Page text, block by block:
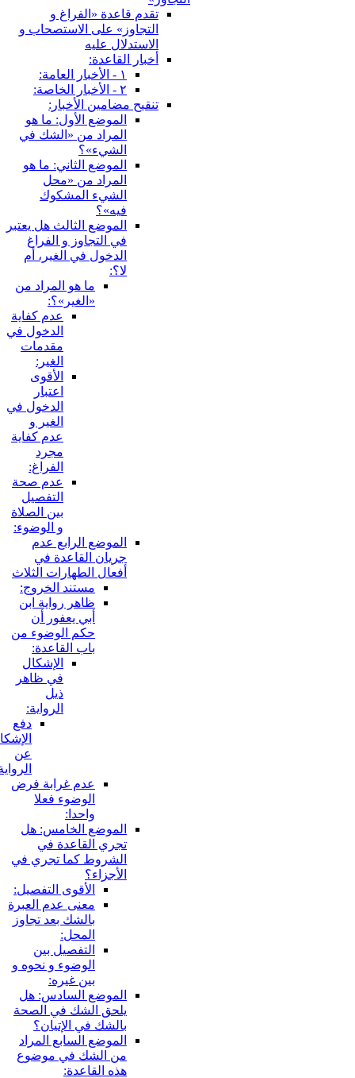
تقدم قاعدة «الفراغ و
التجاوز» على الاستصحاب و
الاستدلال عليه
أخبار القاعدة:
١ - الأخبار العامة:
٢ - الأخبار الخاصة:
تنقيح مضامين الأخبار:
الموضع الأول: ما هو
المراد من «الشك في
الشي‏ء»؟
الموضع الثاني: ما هو
المراد من «محل
الشي‏ء المشكوك
فيه»؟
الموضع الثالث هل يعتبر
في التجاوز و الفراغ
الدخول في الغير، أم
لا؟:
ما هو المراد من
«الغير»؟:
عدم كفاية
الدخول في
مقدمات
الغير:
الأقوى
اعتبار
الدخول في
الغير و
عدم كفاية
مجرد
الفراغ:
عدم صحة
التفصيل
بين الصلاة
و الوضوء:
الموضع الرابع عدم
جريان القاعدة في
أفعال الطهارات الثلاث
مستند الخروج:
ظاهر رواية ابن
أبي يعفور أن
حكم الوضوء من
باب القاعدة:
الإشكال
في ظاهر
ذيل
الرواية:
دفع
الإشكال
عن
الرواية:
عدم غرابة فرض
الوضوء فعلا
واحدا:
الموضع الخامس: هل
تجري القاعدة في
الشروط كما تجري في
الأجزاء؟
الأقوى التفصيل:
معنى عدم العبرة
بالشك بعد تجاوز
المحل:
التفصيل بين
الوضوء و نحوه و
بين غيره:
الموضع السادس: هل
يلحق الشك في الصحة
بالشك في الإتيان؟
الموضع السابع المراد
من الشك في موضوع
هذه القاعدة: